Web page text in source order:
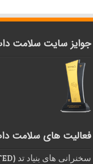
جوایز سایت سلامت
فعالیت های سلامت
سخنرانی های بنیاد تد (TED)